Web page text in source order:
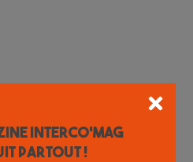
INTERCO'MAG
partout !